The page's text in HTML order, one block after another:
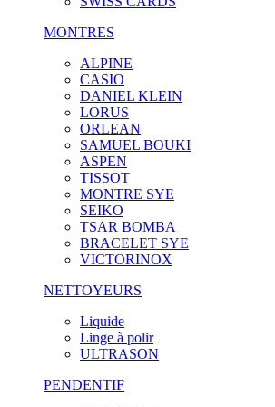
MONTRES
ALPINE
CASIO
DANIEL KLEIN
LORUS
ORLEAN
SAMUEL BOUKI
ASPEN
TISSOT
MONTRE SYE
SEIKO
TSAR BOMBA
BRACELET SYE
VICTORINOX
NETTOYEURS
Liquide
Linge à polir
ULTRASON
PENDENTIF